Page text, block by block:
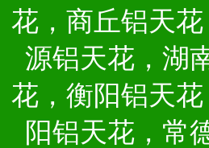
花，商丘铝天
源铝天花，湖
花，衡阳铝天
阳铝天花，常